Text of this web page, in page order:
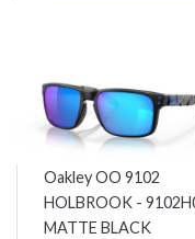
Oakley OO 9102
HOLBROOK -
MATTE BLACK